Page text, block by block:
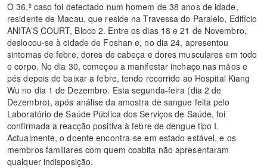
O 36.º caso foi detectado num homem de 38 anos de idade,
residente de Macau, que reside na Travessa do Paralelo, Edifício
ANITA’S COURT, Bloco 2. Entre os dias 18 e 21 de Novembro,
deslocou-se à cidade de Foshan e, no dia 24, apresentou
sintomas de febre, dores de cabeça e dores musculares em todo
o corpo. No dia 30, começou a manifestar inchaço nas mãos e
pés depois de baixar a febre, tendo recorrido ao Hospital Kiang
Wu no dia 1 de Dezembro. Esta segunda-feira (dia 2 de
Dezembro), após análise da amostra de sangue feita pelo
Laboratório de Saúde Pública dos Serviços de Saúde, foi
confirmada a reacção positiva à febre de dengue tipo I.
Actualmente, o doente encontra-se em estado estável, e os
membros familiares com quem coabita não apresentaram
qualquer indisposição.